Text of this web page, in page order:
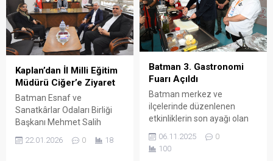
Kaplan’dan İl Milli Eğitim
Müdürü Ciğer’e Ziyaret
Batman Esnaf ve
Sanatkârlar Odaları Birliği
Başkanı Mehmet Salih
Eğitim Müdürü Yaşar Ciğer’i
22.01.2026 0 18
Batman 3. Gastronomi
Fuarı Açıldı
Batman merkez ve
ilçelerinde düzenlenen
etkinliklerin son ayağı olan
“Batman 3. Gastronomi
Fuarı” ziyaretçilerine
kapılarını açtı.
06.11.2025
0
100